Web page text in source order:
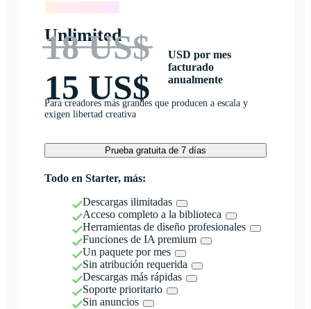
Unlimited
18 US$
15 US$
USD por mes
facturado
anualmente
Para creadores más grandes que producen a escala y
exigen libertad creativa
Prueba gratuita de 7 días
Todo en Starter, más:
Descargas ilimitadas
Acceso completo a la biblioteca
Herramientas de diseño profesionales
Funciones de IA premium
Un paquete por mes
Sin atribución requerida
Descargas más rápidas
Soporte prioritario
Sin anuncios